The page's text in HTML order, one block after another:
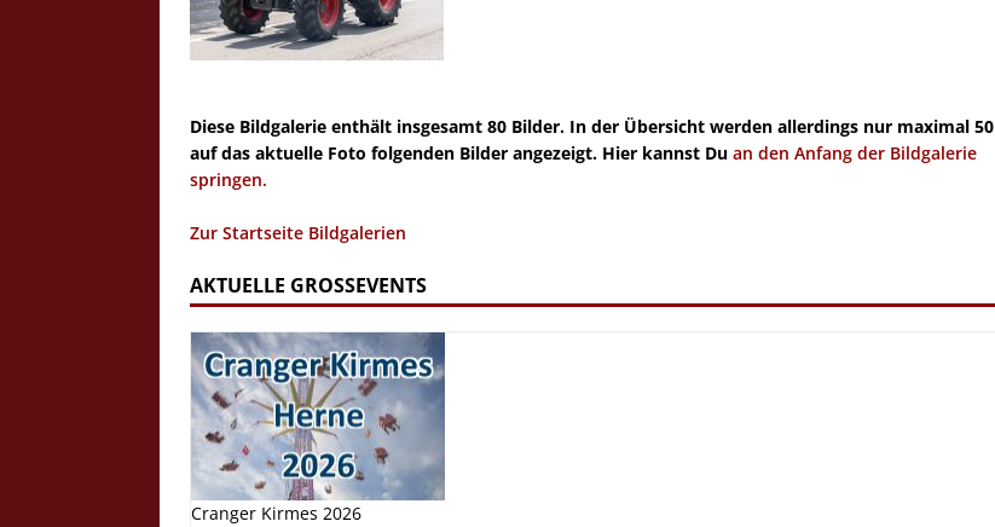
Diese Bildgalerie enthält insgesamt 80 Bilder. In der Übersicht werden allerdings nur maximal 50
auf das aktuelle Foto folgenden Bilder angezeigt. Hier kannst Du an den Anfang der Bildgalerie
springen.
Zur Startseite Bildgalerien
AKTUELLE GROSSEVENTS
Cranger Kirmes 2026